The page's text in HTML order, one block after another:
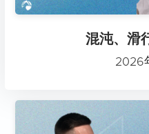
混沌、滑
2026